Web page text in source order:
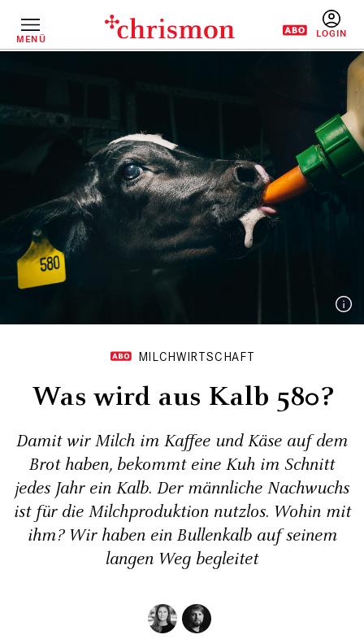
InhaltMENÜ
MILCHWIRTSCHAFT
Was wird aus Kalb 580?
Damit wir Milch im Kaffee und Käse auf dem
Brot haben, bekommt eine Kuh im Schnitt
jedes Jahr ein Kalb. Der männliche Nachwuchs
ist für die Milchproduktion nutzlos. Wohin mit
ihm? Wir haben ein Bullenkalb auf seinem
langen Weg begleitet